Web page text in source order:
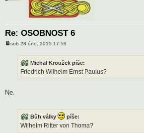
Re: OSOBNOST 6
k
sob 28 úno, 2015 17:59
Michal Kroužek píše:
Friedrich Wilhelm Ernst Paulus?
Ne.
Bůh války píše:
Wilhelm Ritter von Thoma?